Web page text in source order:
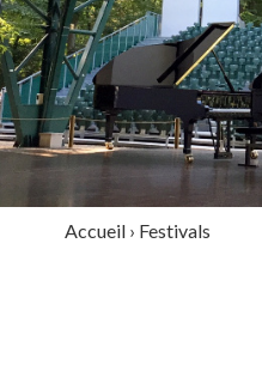
Accueil› Festivals